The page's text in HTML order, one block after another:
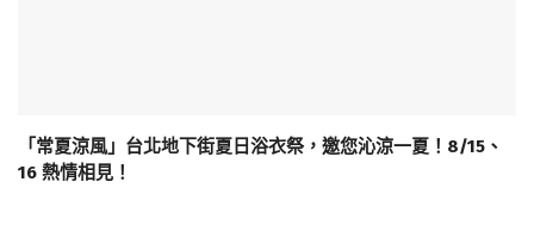
「常夏涼風」台北地下街夏日浴衣祭，邀您沁涼一夏！8/15、
16 熱情相見！